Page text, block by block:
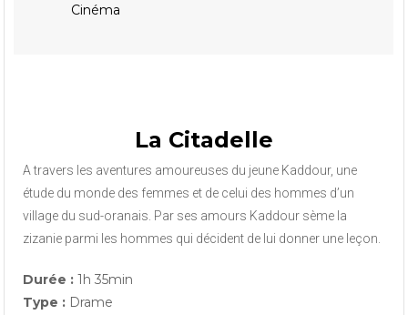
Cinéma
La Citadelle
A travers les aventures amoureuses du jeune Kaddour, une
étude du monde des femmes et de celui des hommes d’un
village du sud-oranais. Par ses amours Kaddour sème la
zizanie parmi les hommes qui décident de lui donner une leçon.
Durée :1h 35min
Type : Drame